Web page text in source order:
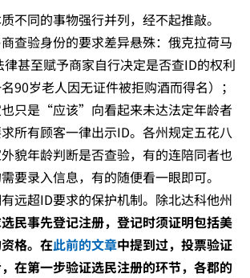
不同的事物强行并列，经不起推敲。
查验身份的要求差异悬殊：俄克拉荷马
甚至赋予商家自行决定是否查ID的权利
90岁老人因无证件被拒购酒而得名）；
也只是“应该”向看起来未达法定年龄者
所有顾客一律出示ID。各州规定五花八
貌年龄判断是否查验，有的连陪同者也
要录入信息，有的随便看一眼即可。
远超ID要求的保护机制。除北达科他州
民事先登记注册，登记时须证明包括美
格。在此前的文章中提到过，投票验证
在第一步验证选民注册的环节，各郡的